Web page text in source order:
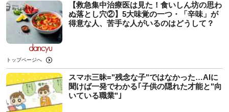
【救急集中治療医は見た！食いしん坊の思わ
ぬ落とし穴②】5大味覚の一つ・「辛味」が
得意な人、苦手な人がいるのはどうして？
トップページへ
スマホ三昧="残念な子"ではなかった…AIに
聞けば一発でわかる｢子供の隠れた才能と"向
いている職業"｣